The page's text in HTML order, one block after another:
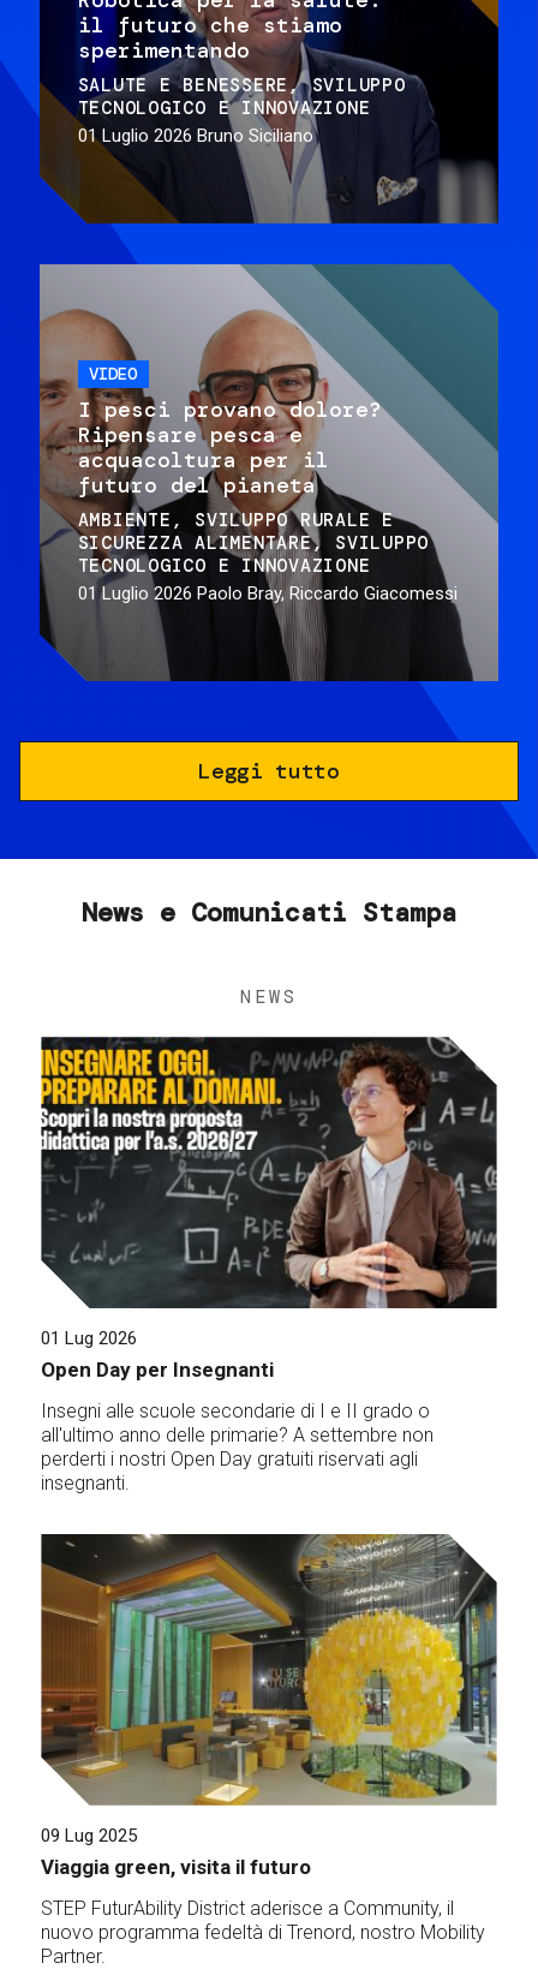
il futuro che stiamo
sperimentando
SALUTE E BENESSERE
SVILUPPO
TECNOLOGICO E INNOVAZIONE
01 Luglio 2026 Bruno Siciliano
VIDEO
I pesci provano dolore?
Ripensare pesca e
acquacoltura per il
futuro del pianeta
AMBIENTE
SVILUPPO RURALE E
SICUREZZA ALIMENTARE
SVILUPPO
TECNOLOGICO E INNOVAZIONE
01 Luglio 2026 Paolo Bray, Riccardo Giacomessi
Leggi tutto
News e Comunicati Stampa
NEWS
01 Lug 2026
Open Day per Insegnanti
Insegni alle scuole secondarie di I e II grado o
all'ultimo anno delle primarie? A settembre non
perderti i nostri Open Day gratuiti riservati agli
insegnanti.
09 Lug 2025
Viaggia green, visita il futuro
STEP FuturAbility District aderisce a Community, il
nuovo programma fedeltà di Trenord, nostro Mobility
Partner.